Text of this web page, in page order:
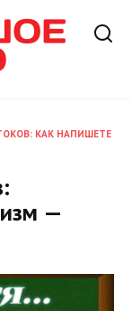
КАК НАПИШЕТЕ
—